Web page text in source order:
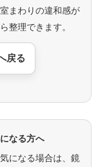
まわりの違和感が
整理できます。
戻る
なる方へ
になる場合は、鏡